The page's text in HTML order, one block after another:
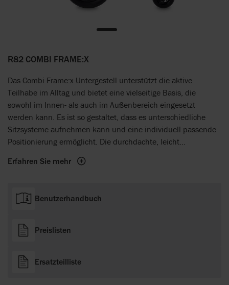
R82 COMBI FRAME:X
Das Combi Frame:x Untergestell unterstützt die aktive
Teilhabe im Alltag und bietet eine vielseitige Basis, die
sowohl im Innen- als auch im Außenbereich eingesetzt
werden kann. Es ist so gestaltet, dass es unterschiedliche
Sitzsysteme aufnehmen kann und eine individuell passende
Positionierung ermöglicht. Die durchdachte, leicht
Begleitpersonen gleichermaßen, da wichtige Anpassungen
Untergestell flexibel an die jeweiligen Bedürfnisse anpassen.
Mit seiner stabilen und zugleich anpassungsfähigen
Grundlage für mehr Mobilität und unterstützt Kinder dabei,
aktiv an ihrem Alltag teilzunehmen.
Erfahren Sie mehr
Benutzerhandbuch
Preislisten
Ersatzteilliste